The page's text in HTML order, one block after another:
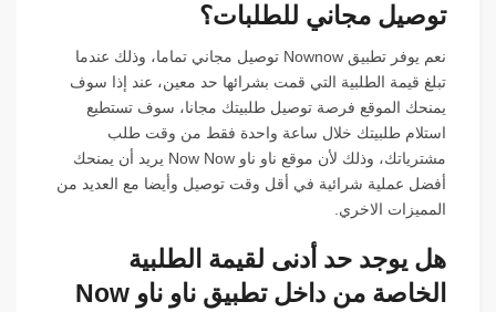
توصيل مجاني للطلبات؟
نعم يوفر تطبيق Nownow توصيل مجاني تماما، وذلك عندما
تبلغ قيمة الطلبية التي قمت بشرائها حد معين، عند إذا سوف
يمنحك الموقع فرصة توصيل طلبيتك مجانا، سوف تستطيع
استلام طلبيتك خلال ساعة واحدة فقط من وقت طلب
مشترياتك، وذلك لأن موقع ناو ناو Now Now يريد أن يمنحك
أفضل عملية شرائية في أقل وقت توصيل وأيضا مع العديد من
المميزات الاخري.
هل يوجد حد أدنى لقيمة الطلبية
الخاصة من داخل تطبيق ناو ناو Now